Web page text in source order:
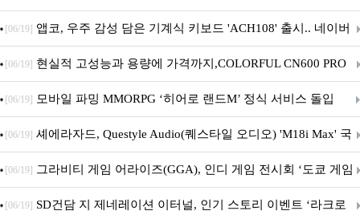
니터·스마트 펫 침대 기부
[06/19] 앱코, 우주 감성 담은 기계식 키보드 'ACH108' 출시.. 네이버
브랜드데이 기획전 진행
[06/19] 현실적 고성능과 용량에 가격까지,COLORFUL CN600 PRO
M.2 NVMe 디앤디컴 1TB
[06/19] 모바일 파밍 MMORPG ‘히어로 랜드M’ 정식 서비스 돌입
[06/19] 셰에라자드, Questyle Audio(퀘스타일 오디오) 'M18i Max' 국
내 정식 출시
[06/19] 그라비티 게임 어라이즈(GGA), 인디 게임 전시회 ‘도쿄 게임
던전 13’ 참가!
[06/19] SD건담 지 제네레이션 이터널, 인기 스토리 이벤트 ‘라크로